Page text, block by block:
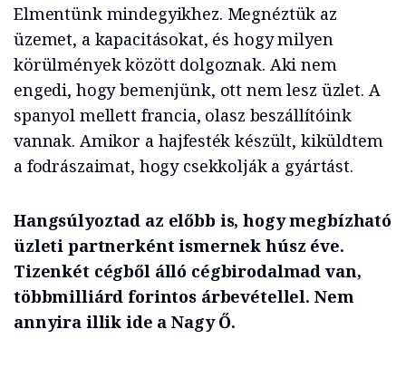
Elmentünk mindegyikhez. Megnéztük az
üzemet, a kapacitásokat, és hogy milyen
körülmények között dolgoznak. Aki nem
engedi, hogy bemenjünk, ott nem lesz üzlet. A
spanyol mellett francia, olasz beszállítóink
vannak. Amikor a hajfesték készült, kiküldtem
a fodrászaimat, hogy csekkolják a gyártást.
Hangsúlyoztad az előbb is, hogy megbízható
üzleti partnerként ismernek húsz éve.
Tizenkét cégből álló cégbirodalmad van,
többmilliárd forintos árbevétellel. Nem
annyira illik ide a Nagy Ő.